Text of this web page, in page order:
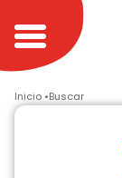
Inicio Buscar